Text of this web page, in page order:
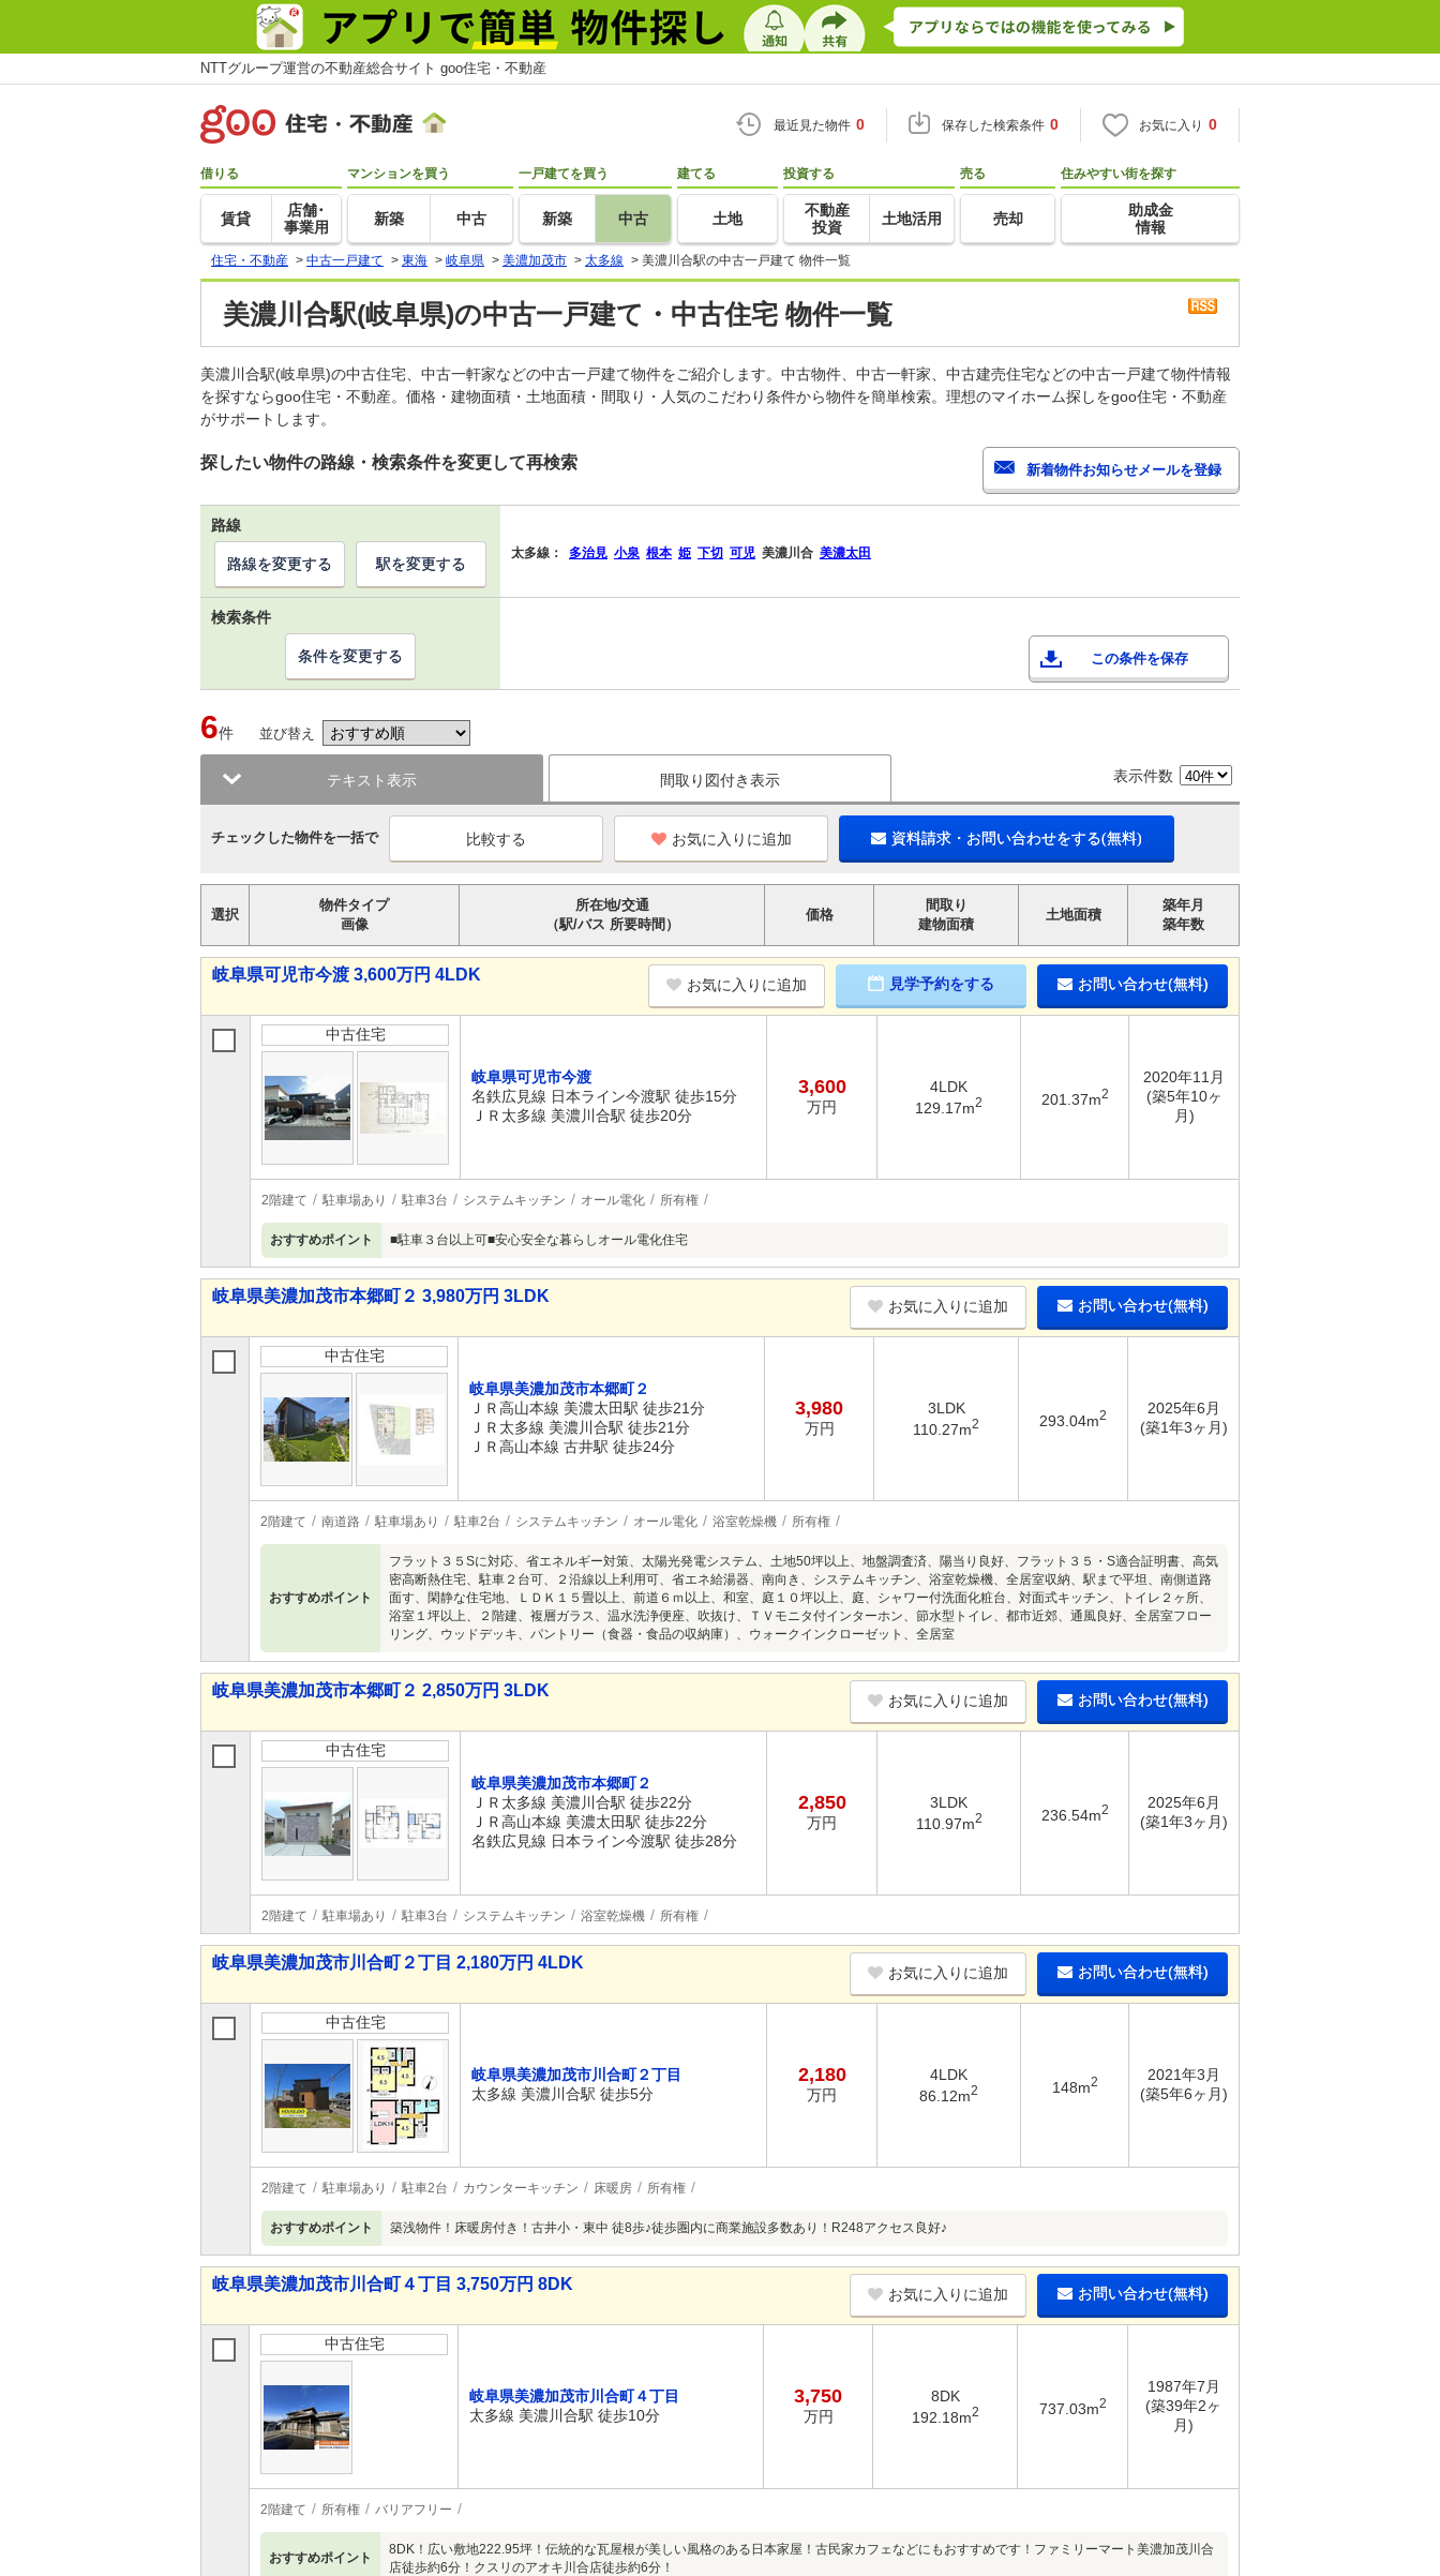
NTTグループ運営の不動産総合サイト goo住宅・不動産
最近見た物件 0 保存した検索条件 0 お気に入り 0
借りる
賃貸
店舗･
事業用
マンションを買う
新築 中古
一戸建てを買う
新築 中古
建てる
土地
投資する
不動産
投資
土地活用
売る
売却
住みやすい街を探す
助成金
情報
住宅・不動産 > 中古一戸建て > 東海 > 岐阜県 > 美濃加茂市 > 太多線 > 美濃川合駅の中古一戸建て 物件一覧
美濃川合駅(岐阜県)の中古一戸建て・中古住宅 物件一覧
美濃川合駅(岐阜県)の中古住宅、中古一軒家などの中古一戸建て物件をご紹介します。中古物件、中古一軒家、中古建売住宅などの中古一戸建て物件情報
を探すならgoo住宅・不動産。価格・建物面積・土地面積・間取り・人気のこだわり条件から物件を簡単検索。理想のマイホーム探しをgoo住宅・不動産
がサポートします。
探したい物件の路線・検索条件を変更して再検索
路線
太多線： 多治見 小泉 根本 姫 下切 可児 美濃川合 美濃太田
路線を変更する 駅を変更する
検索条件
この条件を保存
条件を変更する
6件 並び替え
テキスト表示 間取り図付き表示 表示件数
チェックした物件を一括で お気に入りに追加 資料請求・お問い合わせをする(無料)
選択
物件タイプ
画像
所在地/交通
（駅/バス 所要時間）
価格
間取り
建物面積
土地面積
築年月
築年数
岐阜県可児市今渡 3,600万円 4LDK
お気に入りに追加 見学予約をする お問い合わせ(無料)
中古住宅
岐阜県可児市今渡
名鉄広見線 日本ライン今渡駅 徒歩15分
ＪＲ太多線 美濃川合駅 徒歩20分
3,600
万円
4LDK
129.17m2 201.37m2
2020年11月
(築5年10ヶ
月)
2階建て 駐車場あり 駐車3台 システムキッチン オール電化 所有権
おすすめポイント ■駐車３台以上可■安心安全な暮らしオール電化住宅
岐阜県美濃加茂市本郷町２ 3,980万円 3LDK
お気に入りに追加 お問い合わせ(無料)
中古住宅
岐阜県美濃加茂市本郷町２
ＪＲ高山本線 美濃太田駅 徒歩21分
ＪＲ太多線 美濃川合駅 徒歩21分
ＪＲ高山本線 古井駅 徒歩24分
3,980
万円
3LDK
110.27m2 293.04m2
2025年6月
(築1年3ヶ月)
2階建て 南道路 駐車場あり 駐車2台 システムキッチン オール電化 浴室乾燥機 所有権
おすすめポイント
フラット３５Sに対応、省エネルギー対策、太陽光発電システム、土地50坪以上、地盤調査済、陽当り良好、フラット３５・S適合証明書、高気
密高断熱住宅、駐車２台可、２沿線以上利用可、省エネ給湯器、南向き、システムキッチン、浴室乾燥機、全居室収納、駅まで平坦、南側道路
面す、閑静な住宅地、ＬＤＫ１５畳以上、前道６ｍ以上、和室、庭１０坪以上、庭、シャワー付洗面化粧台、対面式キッチン、トイレ２ヶ所、
浴室１坪以上、２階建、複層ガラス、温水洗浄便座、吹抜け、ＴＶモニタ付インターホン、節水型トイレ、都市近郊、通風良好、全居室フロー
リング、ウッドデッキ、パントリー（食器・食品の収納庫）、ウォークインクローゼット、全居室
岐阜県美濃加茂市本郷町２ 2,850万円 3LDK
お気に入りに追加 お問い合わせ(無料)
中古住宅
岐阜県美濃加茂市本郷町２
ＪＲ太多線 美濃川合駅 徒歩22分
ＪＲ高山本線 美濃太田駅 徒歩22分
名鉄広見線 日本ライン今渡駅 徒歩28分
2,850
万円
3LDK
110.97m2 236.54m2
2025年6月
(築1年3ヶ月)
2階建て 駐車場あり 駐車3台 システムキッチン 浴室乾燥機 所有権
岐阜県美濃加茂市川合町２丁目 2,180万円 4LDK
お気に入りに追加 お問い合わせ(無料)
中古住宅
岐阜県美濃加茂市川合町２丁目
太多線 美濃川合駅 徒歩5分
2,180
万円
4LDK
86.12m2 148m2
2021年3月
(築5年6ヶ月)
2階建て 駐車場あり 駐車2台 カウンターキッチン 床暖房 所有権
おすすめポイント 築浅物件！床暖房付き！古井小・東中 徒8歩♪徒歩圏内に商業施設多数あり！R248アクセス良好♪
岐阜県美濃加茂市川合町４丁目 3,750万円 8DK
お気に入りに追加 お問い合わせ(無料)
中古住宅
岐阜県美濃加茂市川合町４丁目
太多線 美濃川合駅 徒歩10分
3,750
万円
8DK
192.18m2 737.03m2
1987年7月
(築39年2ヶ
月)
2階建て 所有権 バリアフリー
おすすめポイント
8DK！広い敷地222.95坪！伝統的な瓦屋根が美しい風格のある日本家屋！古民家カフェなどにもおすすめです！ファミリーマート美濃加茂川合
店徒歩約6分！クスリのアオキ川合店徒歩約6分！